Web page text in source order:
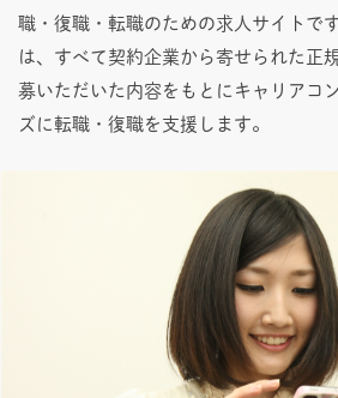
職・復職・転職のための求人サイトで
は、すべて契約企業から寄せられた正
募いただいた内容をもとにキャリアコ
ズに転職・復職を支援します。